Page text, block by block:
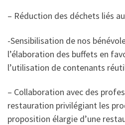
– Réduction des déchets liés
-Sensibilisation de nos
l’élaboration des buffets en
l’utilisation de contenants
– Collaboration avec des
restauration privilégiant les
proposition élargie d’une